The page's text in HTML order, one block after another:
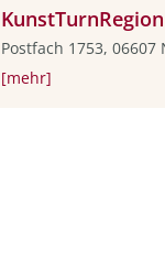
Postfach 1753,
[mehr]